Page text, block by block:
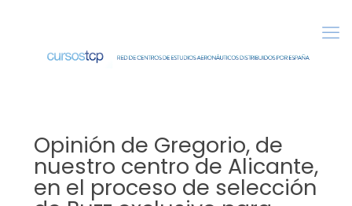
Opinión de Gregorio, de
nuestro centro de Alicante,
en el proceso de selección